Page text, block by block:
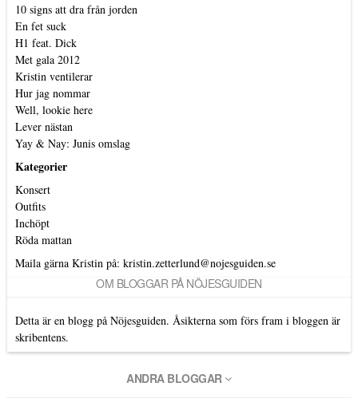
10 signs att dra från jorden
En fet suck
H1 feat. Dick
Met gala 2012
Kristin ventilerar
Hur jag nommar
Well, lookie here
Lever nästan
Yay & Nay: Junis omslag
Kategorier
Konsert
Outfits
Inchöpt
Röda mattan
Maila gärna Kristin på: kristin.zetterlund@nojesguiden.se
OM BLOGGAR PÅ NÖJESGUIDEN
Detta är en blogg på Nöjesguiden. Åsikterna som förs fram i bloggen är
skribentens.
ANDRA BLOGGAR